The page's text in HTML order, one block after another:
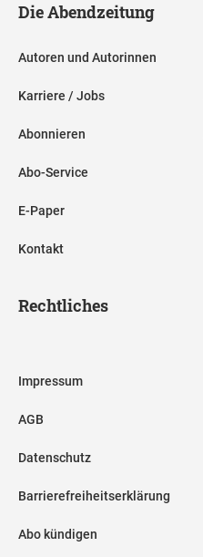
Die Abendzeitung
Autoren und Autorinnen
Karriere / Jobs
Abonnieren
Abo-Service
E-Paper
Kontakt
Rechtliches
Impressum
AGB
Datenschutz
Barrierefreiheitserklärung
Abo kündigen